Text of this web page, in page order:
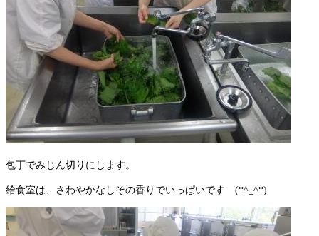
包丁でみじん切りにします。
給食室は、さわやかなしその香りでいっぱいです (*^_^*)